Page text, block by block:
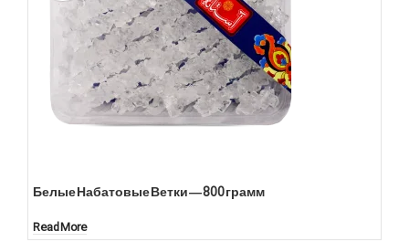
Белые Набатовые Ветки — 800 грамм
Read More